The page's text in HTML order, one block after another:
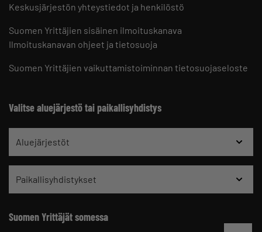
Keskusjärjestön yhteystiedot ja henkilöstö
Suomen Yrittäjien sisäinen ilmoituskanava
Ilmoituskanavan ohjeet ja tietosuoja
Suomen Yrittäjien vaikuttamistoiminnan tietosuojaseloste
Valitse aluejärjestö tai paikallisyhdistys
Aluejärjestöt
Paikallisyhdistykset
Suomen Yrittäjät somessa